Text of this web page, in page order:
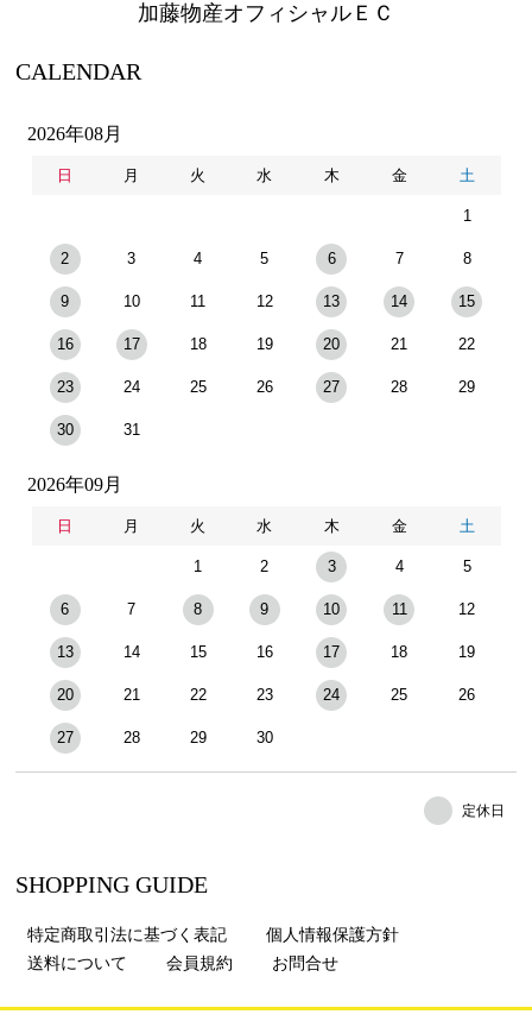
加藤物産オフィシャルＥＣ
CALENDAR
2026年08月
日 月 火 水 木 金 土
1
2 3 4 5 6 7 8
9 10 11 12 13 14 15
16 17 18 19 20 21 22
23 24 25 26 27 28 29
30 31
2026年09月
日 月 火 水 木 金 土
1 2 3 4 5
6 7 8 9 10 11 12
13 14 15 16 17 18 19
20 21 22 23 24 25 26
27 28 29 30
定休日
SHOPPING GUIDE
特定商取引法に基づく表記
個人情報保護方針
送料について
会員規約 お問合せ